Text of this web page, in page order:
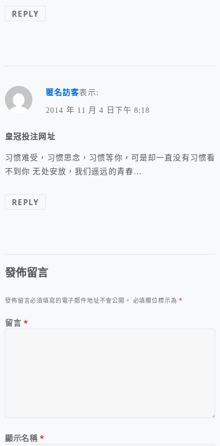
REPLY
匿名訪客表示:
2014 年 11 月 4 日下午 8:18
皇冠投注网址
习惯难受，习惯思念，习惯等你，可是却一直没有习惯看
不到你 无处安放，我们遥远的青春…
REPLY
發佈留言
發佈留言必須填寫的電子郵件地址不會公開。 必填欄位標示為*
留言 *
顯示名稱*